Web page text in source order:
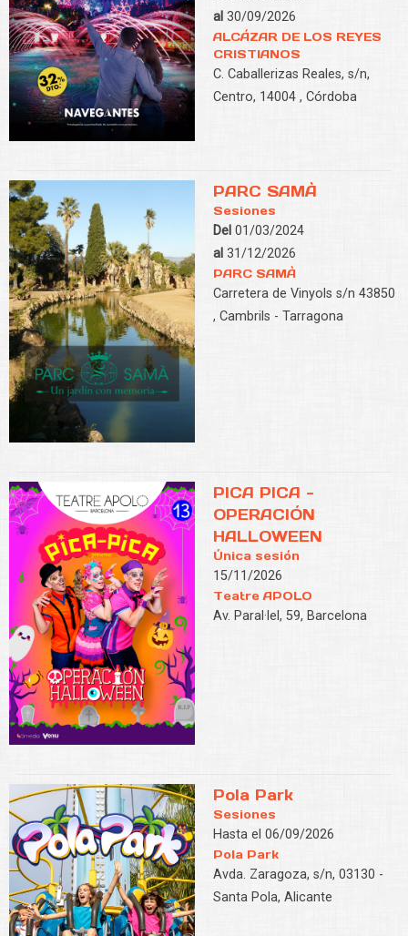
al 30/09/2026
ALCÁZAR DE LOS REYES
CRISTIANOS
C. Caballerizas Reales, s/n,
Centro, 14004 , Córdoba
PARC SAMÀ
Sesiones
Del 01/03/2024
al 31/12/2026
PARC SAMÀ
Carretera de Vinyols s/n 43850
, Cambrils - Tarragona
PICA PICA -
OPERACIÓN
HALLOWEEN
Única sesión
15/11/2026
Teatre APOLO
Av. Paral·lel, 59, Barcelona
Pola Park
Sesiones
Hasta el 06/09/2026
Pola Park
Avda. Zaragoza, s/n, 03130 -
Santa Pola, Alicante